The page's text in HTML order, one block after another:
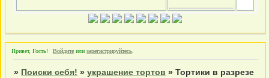
Привет, Гость! Войдите или зарегистрируйтесь
» Поиски себя! »украшение тортов »Тортики в разрезе